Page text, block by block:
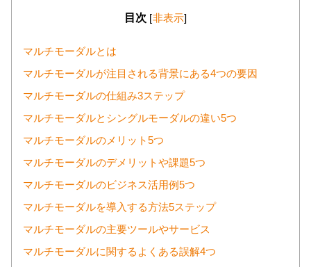
目次 [非表示]
マルチモーダルとは
マルチモーダルが注目される背景にある4つの要因
マルチモーダルの仕組み3ステップ
マルチモーダルとシングルモーダルの違い5つ
マルチモーダルのメリット5つ
マルチモーダルのデメリットや課題5つ
マルチモーダルのビジネス活用例5つ
マルチモーダルを導入する方法5ステップ
マルチモーダルの主要ツールやサービス
マルチモーダルに関するよくある誤解4つ